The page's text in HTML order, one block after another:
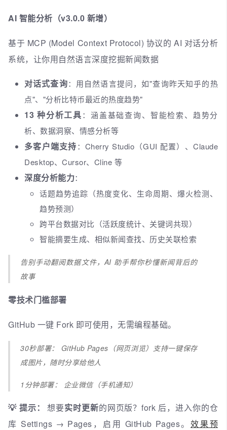
AI 智能分析（v3.0.0 新增）
基于 MCP (Model Context Protocol) 协议的 AI 对话分析
系统，让你用自然语言深度挖掘新闻数据
对话式查询：用自然语言提问，如"查询昨天知乎的热
点"、"分析比特币最近的热度趋势"
13 种分析工具：涵盖基础查询、智能检索、趋势分
析、数据洞察、情感分析等
多客户端支持：Cherry Studio（GUI 配置）、Claude
Desktop、Cursor、Cline 等
深度分析能力：
话题趋势追踪（热度变化、生命周期、爆火检测、
趋势预测）
跨平台数据对比（活跃度统计、关键词共现）
智能摘要生成、相似新闻查找、历史关联检索
告别手动翻阅数据文件，AI 助手帮你秒懂新闻背后的
故事
零技术门槛部署
GitHub 一键 Fork 即可使用，无需编程基础。
30秒部署： GitHub Pages（网页浏览）支持一键保存
成图片，随时分享给他人
1分钟部署： 企业微信（手机通知）
💡 提示： 想要实时更新的网页版？fork 后，进入你的仓
库 Settings → Pages，启用 GitHub Pages。效果预